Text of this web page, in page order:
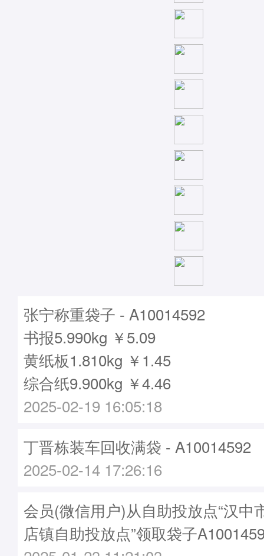
张宁称重袋子 - A10014592
书报5.990kg ￥5.09
黄纸板1.810kg ￥1.45
综合纸9.900kg ￥4.46
2025-02-19 16:05:18
丁晋栋装车回收满袋 - A10014592
2025-02-14 17:26:16
会员(微信用户)从自助投放点“汉中
店镇自助投放点”领取袋子